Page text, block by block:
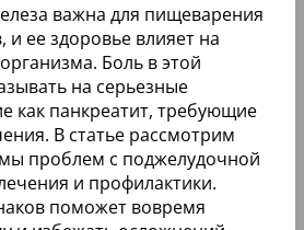
важна для пищеварения
ее здоровье влияет на
Боль в этой
на серьезные
как панкреатит, требующие
В статье рассмотрим
проблем с поджелудочной
и профилактики.
поможет вовремя